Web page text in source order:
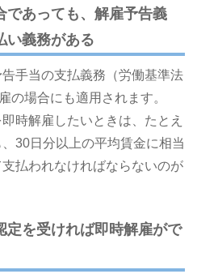
であっても、解雇予告義
い義務がある
手当の支払義務（労働基準法
の場合にも適用されます。
時解雇したいときは、たとえ
30日分以上の平均賃金に相当
払われなければならないのが
定を受ければ即時解雇がで